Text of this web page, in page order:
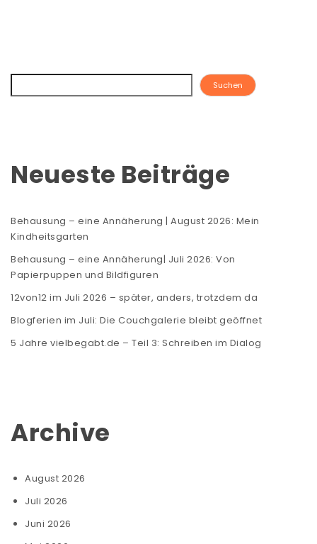
Suchen
Neueste Beiträge
Behausung – eine Annäherung | August 2026: Mein
Kindheitsgarten
Behausung – eine Annäherung| Juli 2026: Von
Papierpuppen und Bildfiguren
12von12 im Juli 2026 – später, anders, trotzdem da
Blogferien im Juli: Die Couchgalerie bleibt geöffnet
5 Jahre vielbegabt.de – Teil 3: Schreiben im Dialog
Archive
August 2026
Juli 2026
Juni 2026